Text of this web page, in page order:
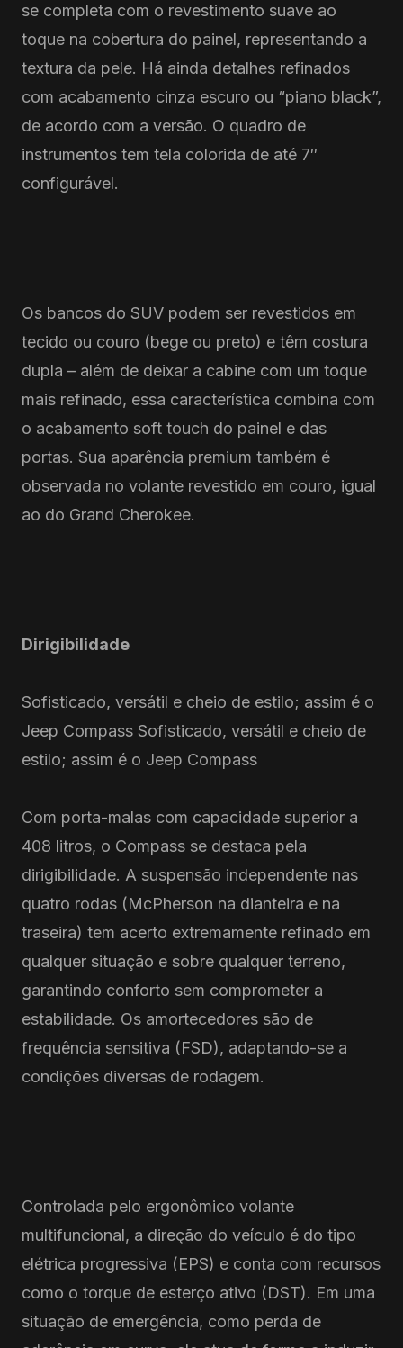
se completa com o revestimento suave ao
toque na cobertura do painel, representando a
textura da pele. Há ainda detalhes refinados
com acabamento cinza escuro ou “piano black”,
de acordo com a versão. O quadro de
instrumentos tem tela colorida de até 7″
configurável.
Os bancos do SUV podem ser revestidos em
tecido ou couro (bege ou preto) e têm costura
dupla – além de deixar a cabine com um toque
mais refinado, essa característica combina com
o acabamento soft touch do painel e das
portas. Sua aparência premium também é
observada no volante revestido em couro, igual
ao do Grand Cherokee.
Dirigibilidade
Sofisticado, versátil e cheio de estilo; assim é o
Jeep Compass Sofisticado, versátil e cheio de
estilo; assim é o Jeep Compass
Com porta-malas com capacidade superior a
408 litros, o Compass se destaca pela
dirigibilidade. A suspensão independente nas
quatro rodas (McPherson na dianteira e na
traseira) tem acerto extremamente refinado em
qualquer situação e sobre qualquer terreno,
garantindo conforto sem comprometer a
estabilidade. Os amortecedores são de
frequência sensitiva (FSD), adaptando-se a
condições diversas de rodagem.
Controlada pelo ergonômico volante
multifuncional, a direção do veículo é do tipo
elétrica progressiva (EPS) e conta com recursos
como o torque de esterço ativo (DST). Em uma
situação de emergência, como perda de